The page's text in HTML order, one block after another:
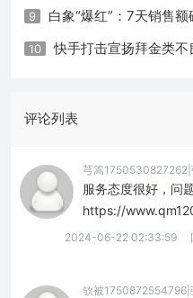
9 白象“爆红”：7天销售额破千万
10 快手打击宣扬拜金类
评论列表
芎篙1750530827262|
服务态度很好，问
https://
2024-06-22 02:33:59
欤被1750872554796|